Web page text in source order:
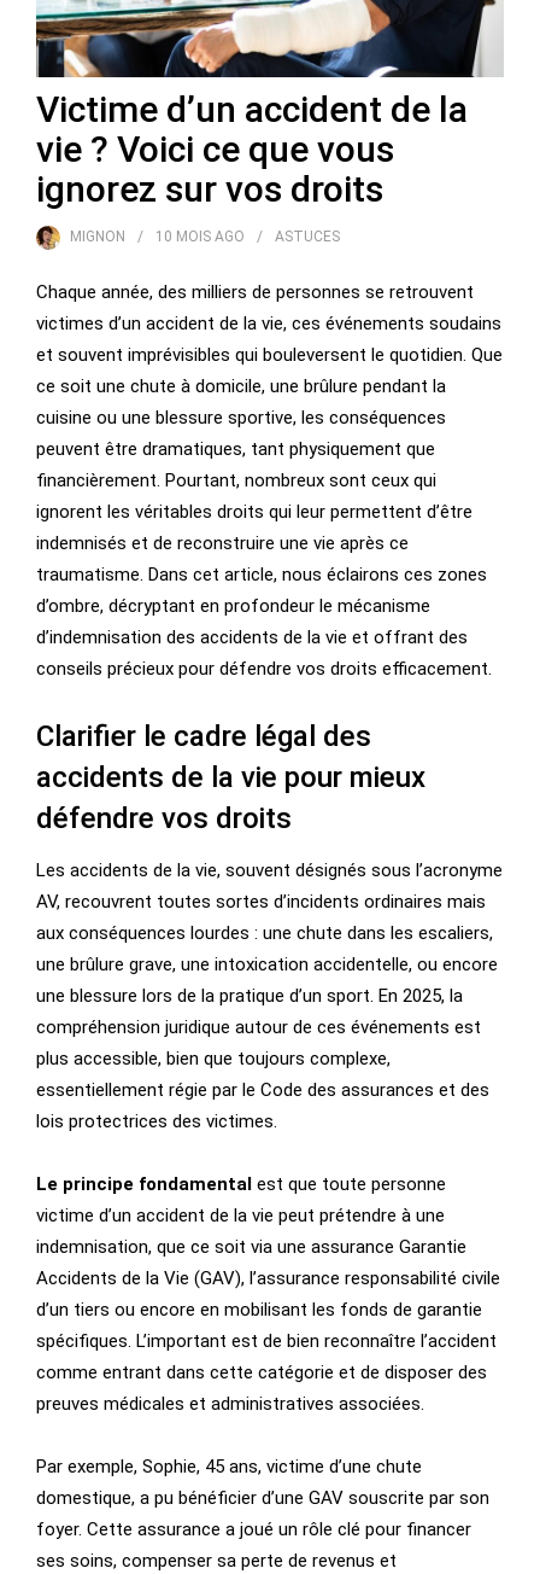
Victime d’un accident de la
vie ? Voici ce que vous
ignorez sur vos droits
MIGNON 10 MOIS AGO ASTUCES
Chaque année, des milliers de personnes se retrouvent
victimes d’un accident de la vie, ces événements soudains
et souvent imprévisibles qui bouleversent le quotidien. Que
ce soit une chute à domicile, une brûlure pendant la
cuisine ou une blessure sportive, les conséquences
peuvent être dramatiques, tant physiquement que
financièrement. Pourtant, nombreux sont ceux qui
ignorent les véritables droits qui leur permettent d’être
indemnisés et de reconstruire une vie après ce
traumatisme. Dans cet article, nous éclairons ces zones
d’ombre, décryptant en profondeur le mécanisme
d’indemnisation des accidents de la vie et offrant des
conseils précieux pour défendre vos droits efficacement.
Clarifier le cadre légal des
accidents de la vie pour mieux
défendre vos droits
Les accidents de la vie, souvent désignés sous l’acronyme
AV, recouvrent toutes sortes d’incidents ordinaires mais
aux conséquences lourdes : une chute dans les escaliers,
une brûlure grave, une intoxication accidentelle, ou encore
une blessure lors de la pratique d’un sport. En 2025, la
compréhension juridique autour de ces événements est
plus accessible, bien que toujours complexe,
essentiellement régie par le Code des assurances et des
lois protectrices des victimes.
Le principe fondamental est que toute personne
victime d’un accident de la vie peut prétendre à une
indemnisation, que ce soit via une assurance Garantie
Accidents de la Vie (GAV), l’assurance responsabilité civile
d’un tiers ou encore en mobilisant les fonds de garantie
spécifiques. L’important est de bien reconnaître l’accident
comme entrant dans cette catégorie et de disposer des
preuves médicales et administratives associées.
Par exemple, Sophie, 45 ans, victime d’une chute
domestique, a pu bénéficier d’une GAV souscrite par son
foyer. Cette assurance a joué un rôle clé pour financer
ses soins, compenser sa perte de revenus et